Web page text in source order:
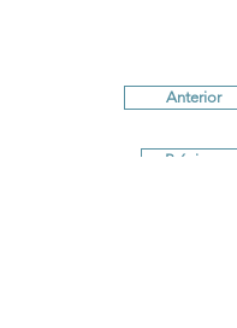
Anterior
Próximo